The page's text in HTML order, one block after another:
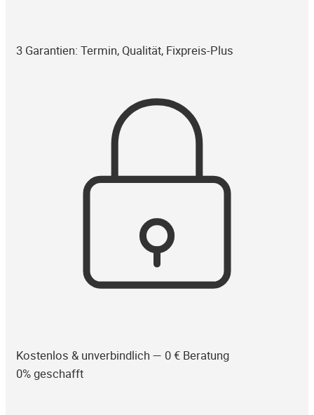
3 Garantien: Termin, Qualität, Fixpreis-Plus
Kostenlos & unverbindlich — 0 € Beratung
0% geschafft